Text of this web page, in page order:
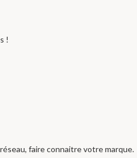
!
faire connaitre votre marque.